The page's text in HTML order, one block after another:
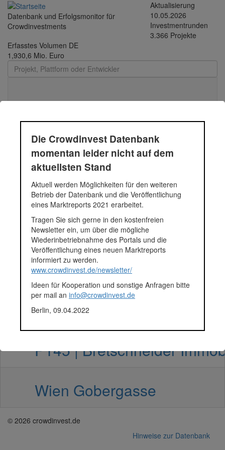
Direkt zum Inhalt
Datenbank und Erfolgsmonitor für
Crowdinvestments
Aktualisierung
10.05.2026
Investmentrunden
3.366 Projekte
Erfasstes Volumen DE
1,930,6 Mio. Euro
Bretschneider
Unternehmensgruppe
Projekt
Villa Hietzing Gobergasse
P262 | Bretschneider
Wien Gobergasse II
P145 | Bretschneider
Wien Gobergasse
© 2026 crowdinvest.de
Hinweise zur Datenbank
Die Crowdinvest Datenbank
momentan leider nicht auf dem
aktuellsten Stand
Aktuell werden Möglichkeiten für den weiteren
Betrieb der Datenbank und die Veröffentlichung
eines Marktreports 2021 erarbeitet.
Tragen Sie sich gerne in den kostenfreien
Newsletter ein, um über die mögliche
Wiederinbetriebnahme des Portals und die
Veröffentlichung eines neuen Marktreports
informiert zu werden.
www.crowdinvest.de/newsletter/
Ideen für Kooperation und sonstige Anfragen bitte
per mail an info@crowdinvest.de
Berlin, 09.04.2022